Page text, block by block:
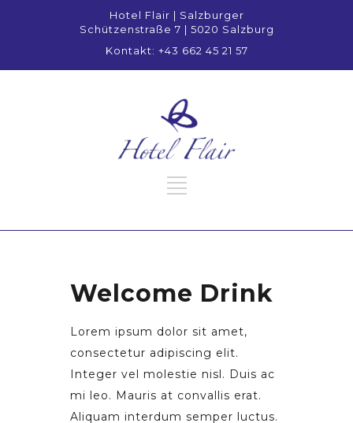
Hotel Flair | Salzburger
Schützenstraße 7 | 5020 Salzburg
Kontakt: +43 662 45 21 57
Welcome Drink
Lorem ipsum dolor sit amet,
consectetur adipiscing elit.
Integer vel molestie nisl. Duis ac
mi leo. Mauris at convallis erat.
Aliquam interdum semper luctus.